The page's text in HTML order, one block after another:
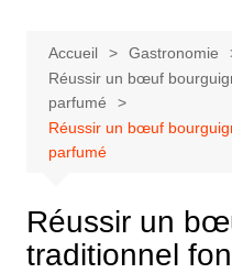
Accueil
Gastronomie
Réussir un bœuf
parfumé
Réussir un bœuf
parfumé
Réussir un
traditionnel